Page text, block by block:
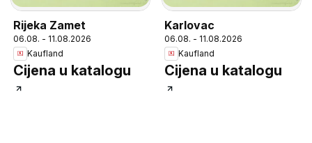
Rijeka Zamet
06.08. - 11.08.2026
Kaufland
Cijena u katalogu
Karlovac
06.08. - 11.08.2026
Kaufland
Cijena u katalogu